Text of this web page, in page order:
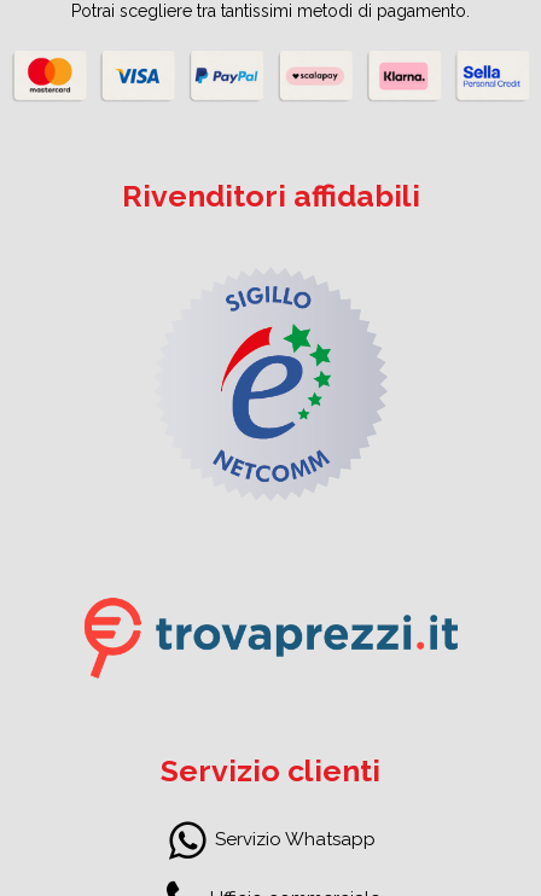
Potrai scegliere tra tantissimi metodi di pagamento.
Rivenditori affidabili
Servizio clienti
Servizio Whatsapp